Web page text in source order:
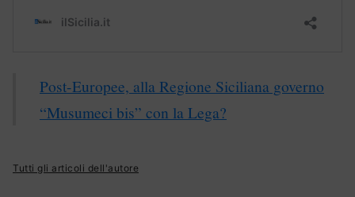
Post-Europee, alla Regione Siciliana governo
“Musumeci bis” con la Lega?
Tutti gli articoli dell'autore